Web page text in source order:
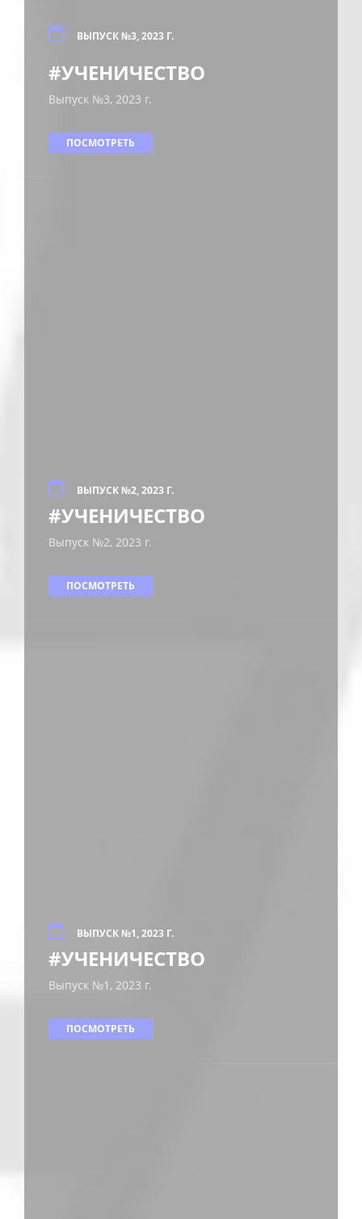
ВЫПУСК №3, 2023 Г.
#УЧЕНИЧЕСТВО
Выпуск №3, 2023 г.
ПОСМОТРЕТЬ
ВЫПУСК №2, 2023 Г.
#УЧЕНИЧЕСТВО
Выпуск №2, 2023 г.
ПОСМОТРЕТЬ
ВЫПУСК №1, 2023 Г.
#УЧЕНИЧЕСТВО
Выпуск №1, 2023 г.
ПОСМОТРЕТЬ